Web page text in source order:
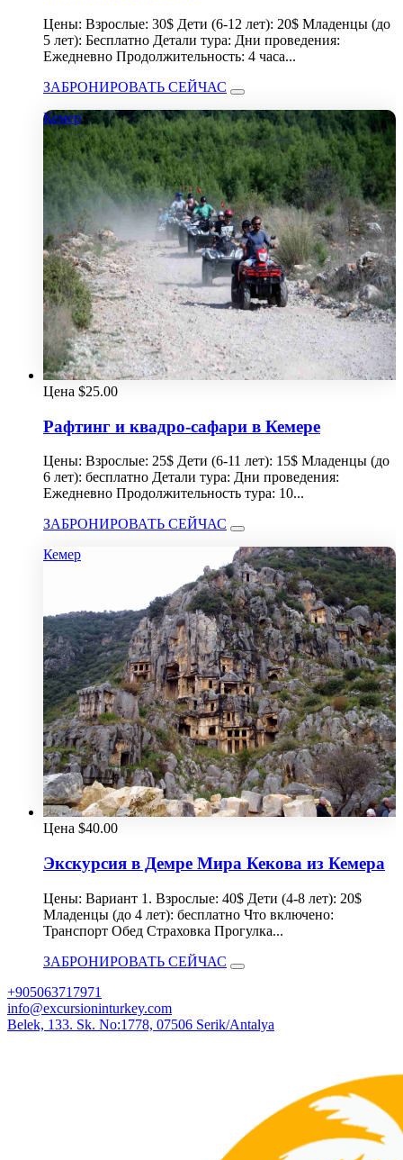
Цены: Взрослые: 30$ Дети (6-12 лет): 20$ Младенцы (до
5 лет): Бесплатно Детали тура: Дни проведения:
Ежедневно Продолжительность: 4 часа...
ЗАБРОНИРОВАТЬ СЕЙЧАС
Кемер
Цена $25.00
Рафтинг и квадро-сафари в Кемере
Цены: Взрослые: 25$ Дети (6-11 лет): 15$ Младенцы (до
6 лет): бесплатно Детали тура: Дни проведения:
Ежедневно Продолжительность тура: 10...
ЗАБРОНИРОВАТЬ СЕЙЧАС
Кемер
Цена $40.00
Экскурсия в Демре Мира Кекова из Кемера
Цены: Вариант 1. Взрослые: 40$ Дети (4-8 лет): 20$
Младенцы (до 4 лет): бесплатно Что включено:
Транспорт Обед Страховка Прогулка...
ЗАБРОНИРОВАТЬ СЕЙЧАС
+905063717971
info@excursioninturkey.com
Belek, 133. Sk. No:1778, 07506 Serik/Antalya